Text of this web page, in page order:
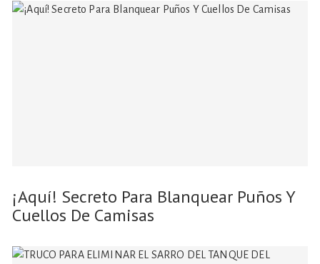
¡Aquí! Secreto Para Blanquear Puños Y
Cuellos De Camisas